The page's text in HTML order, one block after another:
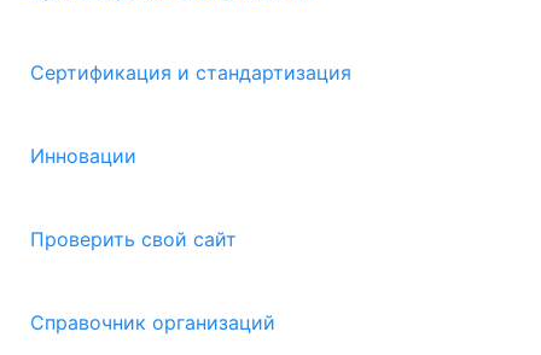
Сертификация и стандартизация
Инновации
Проверить свой сайт
Справочник организаций